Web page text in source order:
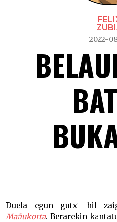
2022-
Duela egun gutxi hil
Mañukorta. Berarekin